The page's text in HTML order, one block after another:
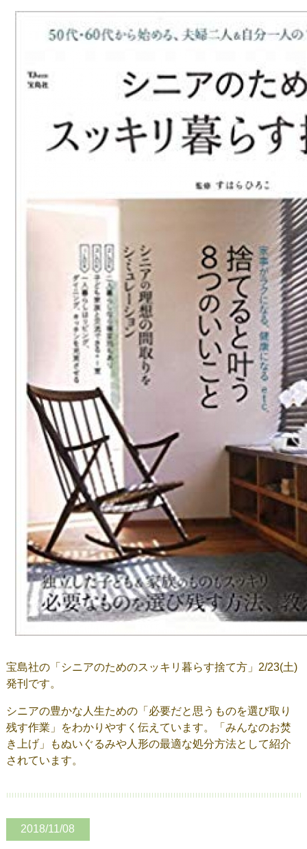
宝島社の「シニアのためのスッキリ暮らす捨て方」2/23(土)
発刊です。
シニアの豊かな人生ための「必要だと思うものを選び取り
残す作業」をわかりやすく伝えています。「みんなのお焚
き上げ」もぬいぐるみや人形の最適な処分方法として紹介
されています。
2018/11/08